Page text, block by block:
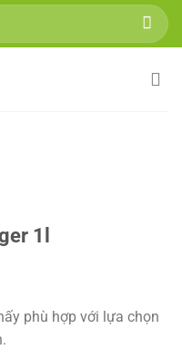
1l
phù hợp với lựa chọn